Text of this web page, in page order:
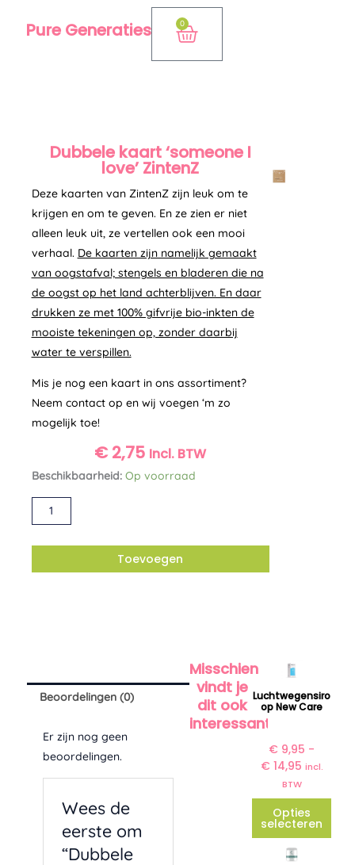
Pure Generaties 0
Winkelwagen
Dubbele kaart ‘someone I
love’ ZintenZ
Deze kaarten van ZintenZ zijn leuk om te
krijgen en om te geven. En ze zien er niet
alleen leuk uit, ze vertellen ook een mooi
verhaal. De kaarten zijn namelijk gemaakt
van oogstafval; stengels en bladeren die na
de oogst op het land achterblijven. En daar
drukken ze met 100% gifvrije bio-inkten de
mooiste tekeningen op, zonder daarbij
water te verspillen.
Mis je nog een kaart in ons assortiment?
Neem contact op en wij voegen ‘m zo
mogelijk toe!
€2,75 Incl. BTW
Beschikbaarheid: Op voorraad
Dubbele
kaart
'someone
ZintenZ
Toevoegen
Beoordelingen (0)
Er zijn nog geen
beoordelingen.
Wees de
eerste om
“Dubbele
Misschien
vindt je
dit ook
interessant?
Luchtwegensiro
Op New Care
€ 9,95 -
€14,95
i
k
l
a
s
s
incl.
BTW
Opties
selecteren
Dit
product
heeft
variaties.
Deze
optie
kan
gekozen
worden